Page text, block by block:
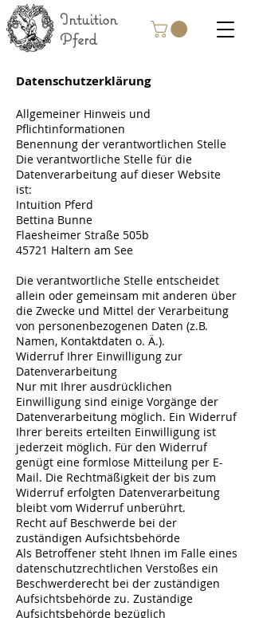
Intuition
Pferd
Datenschutzerklärung
Allgemeiner Hinweis und
Pflichtinformationen
Benennung der verantwortlichen Stelle
Die verantwortliche Stelle für die
Datenverarbeitung auf dieser Website
ist:
Intuition Pferd
Bettina Bunne
Flaesheimer Straße 505b
45721 Haltern am See
Die verantwortliche Stelle entscheidet
allein oder gemeinsam mit anderen über
die Zwecke und Mittel der Verarbeitung
von personenbezogenen Daten (z.B.
Namen, Kontaktdaten o. Ä.).
Widerruf Ihrer Einwilligung zur
Datenverarbeitung
Nur mit Ihrer ausdrücklichen
Einwilligung sind einige Vorgänge der
Datenverarbeitung möglich. Ein Widerruf
Ihrer bereits erteilten Einwilligung ist
jederzeit möglich. Für den Widerruf
genügt eine formlose Mitteilung per E-
Mail. Die Rechtmäßigkeit der bis zum
Widerruf erfolgten Datenverarbeitung
bleibt vom Widerruf unberührt.
Recht auf Beschwerde bei der
zuständigen Aufsichtsbehörde
Als Betroffener steht Ihnen im Falle eines
datenschutzrechtlichen Verstoßes ein
Beschwerderecht bei der zuständigen
Aufsichtsbehörde zu. Zuständige
Aufsichtsbehörde bezüglich